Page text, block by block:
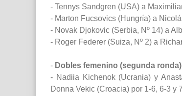
- Tennys Sandgren (USA) a
- Marton Fucsovics (Hungría) a
- Novak Djokovic (Serbia, Nº 14) a
- Roger Federer (Suiza, Nº 2) a
- Dobles femenino (segunda
- Nadiia Kichenok (Ucrania) y
Donna Vekic (Croacia) por 1-6, 6-3 y